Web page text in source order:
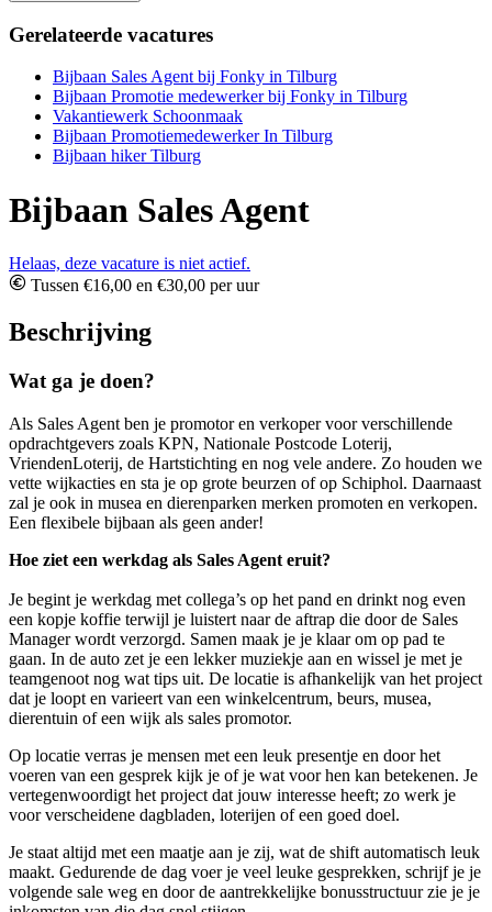
Gerelateerde vacatures
Bijbaan Sales Agent bij Fonky in Tilburg
Bijbaan Promotie medewerker bij Fonky in Tilburg
Vakantiewerk Schoonmaak
Bijbaan Promotiemedewerker In Tilburg
Bijbaan hiker Tilburg
Bijbaan Sales Agent
Helaas, deze vacature is niet actief.
Tussen €16,00 en €30,00 per uur
Beschrijving
Wat ga je doen?
Als Sales Agent ben je promotor en verkoper voor verschillende
opdrachtgevers zoals KPN, Nationale Postcode Loterij,
VriendenLoterij, de Hartstichting en nog vele andere. Zo houden we
vette wijkacties en sta je op grote beurzen of op Schiphol. Daarnaast
zal je ook in musea en dierenparken merken promoten en verkopen.
Een flexibele bijbaan als geen ander!
Hoe ziet een werkdag als Sales Agent eruit?
Je begint je werkdag met collega’s op het pand en drinkt nog even
een kopje koffie terwijl je luistert naar de aftrap die door de Sales
Manager wordt verzorgd. Samen maak je je klaar om op pad te
gaan. In de auto zet je een lekker muziekje aan en wissel je met je
teamgenoot nog wat tips uit. De locatie is afhankelijk van het project
dat je loopt en varieert van een winkelcentrum, beurs, musea,
dierentuin of een wijk als sales promotor.
Op locatie verras je mensen met een leuk presentje en door het
voeren van een gesprek kijk je of je wat voor hen kan betekenen. Je
vertegenwoordigt het project dat jouw interesse heeft; zo werk je
voor verscheidene dagbladen, loterijen of een goed doel.
Je staat altijd met een maatje aan je zij, wat de shift automatisch leuk
maakt. Gedurende de dag voer je veel leuke gesprekken, schrijf je je
volgende sale weg en door de aantrekkelijke bonusstructuur zie je je